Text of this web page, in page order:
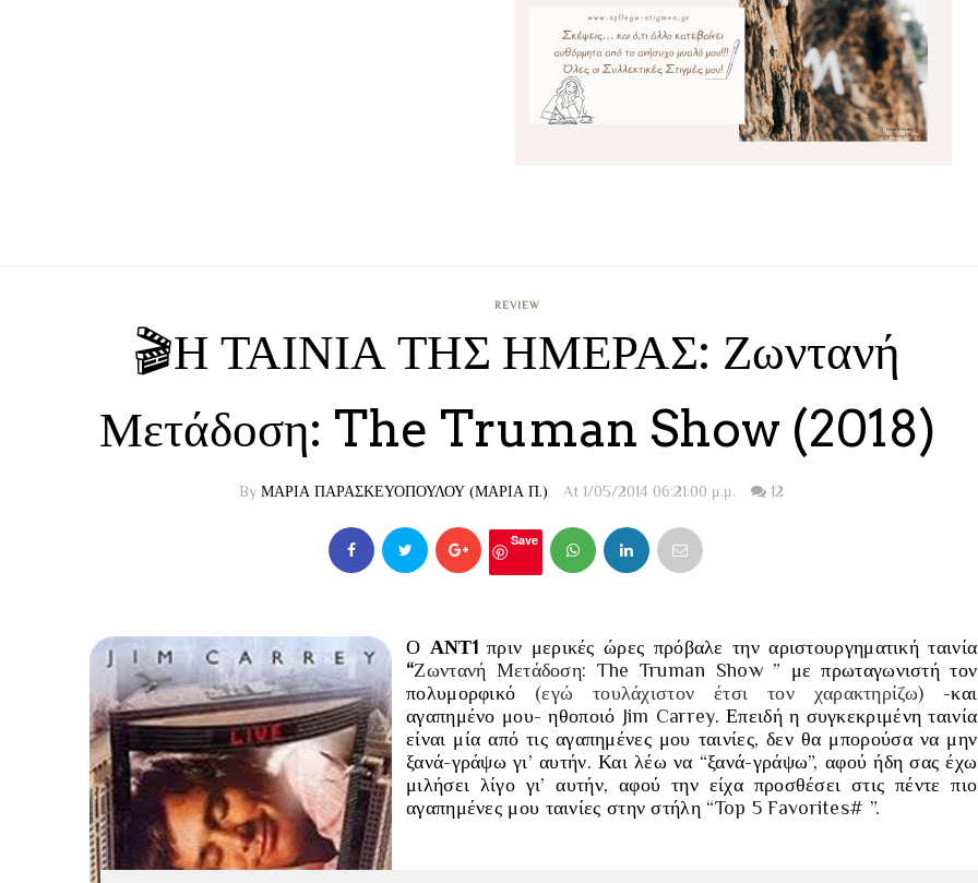
REVIEW
🎬Η ΤΑΙΝΙΑ ΤΗΣ ΗΜΕΡΑΣ: Ζωντανή
Μετάδοση: The Truman Show (2018)
ByΜΑΡΙΑ ΠΑΡΑΣΚΕΥΟΠΟΥΛΟΥ (ΜΑΡΙΑ Π.) At 1/05/2014 06:21:00 μ.μ. 12
Save
Ο ΑΝΤ1πριν μερικές ώρες πρόβαλε την αριστουργηματική ταινία
“Ζωντανή Μετάδοση: The Truman Show ” με πρωταγωνιστή τον
πολυμορφικό (εγώ τουλάχιστον έτσι τον χαρακτηρίζω)
-και
αγαπημένο μου- ηθοποιό Jim Carrey. Επειδή η συγκεκριμένη ταινία
είναι μία από τις αγαπημένες μου ταινίες, δεν θα μπορούσα να μην
ξανά-γράψω γι’ αυτήν. Και λέω να “ξανά-γράψω”, αφού ήδη σας έχω
μιλήσει λίγο γι’ αυτήν, αφού την είχα προσθέσει στις πέντε πιο
αγαπημένες μου ταινίες στην στήλη “Top 5 Favorites# ”.